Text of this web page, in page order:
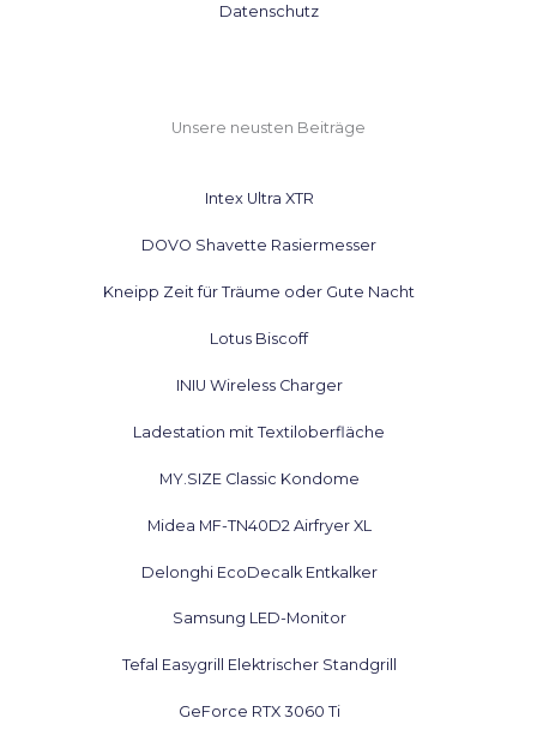
Datenschutz
Unsere neusten Beiträge
Intex Ultra XTR
DOVO Shavette Rasiermesser
Kneipp Zeit für Träume oder Gute Nacht
Lotus Biscoff
INIU Wireless Charger
Ladestation mit Textiloberfläche
MY.SIZE Classic Kondome
Midea MF-TN40D2 Airfryer XL
Delonghi EcoDecalk Entkalker
Samsung LED-Monitor
Tefal Easygrill Elektrischer Standgrill
GeForce RTX 3060 Ti